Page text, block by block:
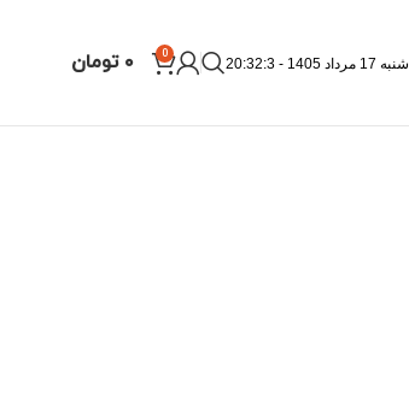
شنبه 17 مرداد 1405 - 20:32:4
0 ۰ تومان